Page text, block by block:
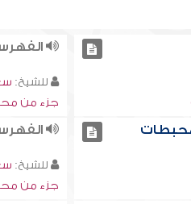
للشيخ:
جزء من
للشيخ:
جزء من